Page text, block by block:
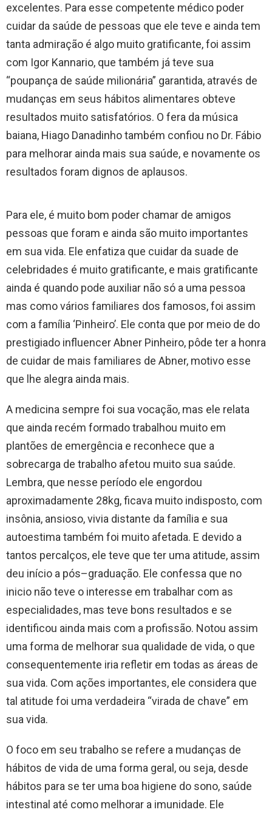
excelentes. Para esse competente médico poder
cuidar da saúde de pessoas que ele teve e ainda tem
tanta admiração é algo muito gratificante, foi assim
com Igor Kannario, que também já teve sua
“poupança de saúde milionária” garantida, através de
mudanças em seus hábitos alimentares obteve
resultados muito satisfatórios. O fera da música
baiana, Hiago Danadinho também confiou no Dr. Fábio
para melhorar ainda mais sua saúde, e novamente os
resultados foram dignos de aplausos.
​Para ele, é muito bom poder chamar de amigos
pessoas que foram e ainda são muito importantes
em sua vida. Ele enfatiza que cuidar da suade de
celebridades é muito gratificante, e mais gratificante
ainda é quando pode auxiliar não só a uma pessoa
mas como vários familiares dos famosos, foi assim
com a família ‘Pinheiro’. Ele conta que por meio de do
prestigiado influencer Abner Pinheiro, pôde ter a honra
de cuidar de mais familiares de Abner, motivo esse
que lhe alegra ainda mais.
​A medicina sempre foi sua vocação, mas ele relata
que ainda recém formado trabalhou muito em
plantões de emergência e reconhece que a
sobrecarga de trabalho afetou muito sua saúde.
Lembra, que nesse período ele engordou
aproximadamente 28kg, ficava muito indisposto, com
insônia, ansioso, vivia distante da família e sua
autoestima também foi muito afetada. E devido a
tantos percalços, ele teve que ter uma atitude, assim
deu início a pós–graduação. Ele confessa que no
inicio não teve o interesse em trabalhar com as
especialidades, mas teve bons resultados e se
identificou ainda mais com a profissão. Notou assim
uma forma de melhorar sua qualidade de vida, o que
consequentemente iria refletir em todas as áreas de
sua vida. Com ações importantes, ele considera que
tal atitude foi uma verdadeira “virada de chave” em
sua vida.
​O foco em seu trabalho se refere a mudanças de
hábitos de vida de uma forma geral, ou seja, desde
hábitos para se ter uma boa higiene do sono, saúde
intestinal até como melhorar a imunidade. Ele